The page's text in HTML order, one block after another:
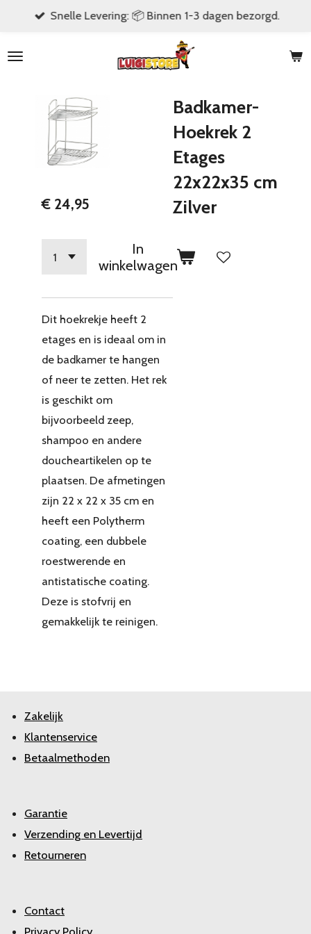
naar
hoofdinhoud
Snelle Levering: 📦 Binnen 1-3 dagen bezorgd.
Badkamer-
Hoekrek 2
Etages
22x22x35 cm
Zilver
€ 24,95
In
winkelwagen
Dit hoekrekje heeft 2
etages en is ideaal om in
de badkamer te hangen
of neer te zetten. Het rek
is geschikt om
bijvoorbeeld zeep,
shampoo en andere
doucheartikelen op te
plaatsen. De afmetingen
zijn 22 x 22 x 35 cm en
heeft een Polytherm
coating, een dubbele
roestwerende en
antistatische coating.
Deze is stofvrij en
gemakkelijk te reinigen.
Zakelijk
Klantenservice
Betaalmethoden
Garantie
Verzending en Levertijd
Retourneren
Contact